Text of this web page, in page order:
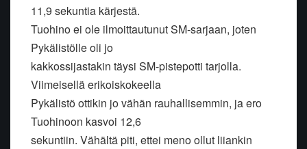
11,9 sekuntia kärjestä.
Tuohino ei ole ilmoittautunut SM-sarjaan, joten
Pykälistölle oli jo
kakkossijastakin täysi SM-pistepotti tarjolla.
Viimeisellä erikoiskokeella
Pykälistö ottikin jo vähän rauhallisemmin, ja ero
Tuohinoon kasvoi 12,6
sekuntiin. Vähältä piti, ettei meno ollut liiankin